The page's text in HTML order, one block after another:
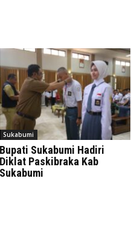
Sukabumi
Bupati Sukabumi Hadiri
Diklat Paskibraka Kab
Sukabumi